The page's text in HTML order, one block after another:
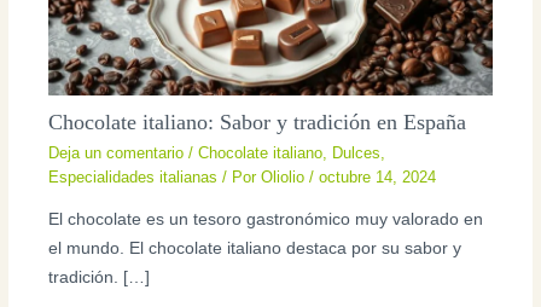
Chocolate italiano: Sabor y tradición en España
Deja un comentario /Chocolate italiano Dulces
Especialidades italianas / PorOliolio/octubre 14, 2024
El chocolate es un tesoro gastronómico muy valorado en
el mundo. El chocolate italiano destaca por su sabor y
tradición. […]